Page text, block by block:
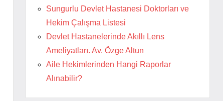
Sungurlu Devlet Hastanesi Doktorları ve
Hekim Çalışma Listesi
Devlet Hastanelerinde Akıllı Lens
Ameliyatları. Av. Özge Altun
Aile Hekimlerinden Hangi Raporlar
Alınabilir?